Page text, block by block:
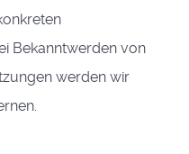
Bekanntwerden von
werden wir